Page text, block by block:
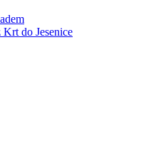
Krt do Jesenice